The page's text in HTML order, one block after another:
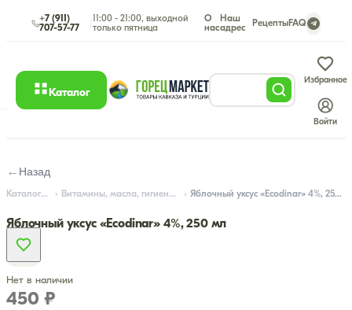
+7 (911)
707-57-77
11:00 - 21:00, выходной
только пятница
О
нас
Наш
адрес
РецептыFAQ
Каталог
Избранное
Войти
← Назад
Каталог Витамины, масла, гигиена Яблочный уксус «Ecodinar» 4%, 250 мл
Яблочный уксус «Ecodinar» 4%, 250 мл
Нет в наличии
450 ₽